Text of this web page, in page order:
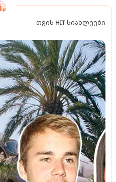
თვის HIT სიახლეები